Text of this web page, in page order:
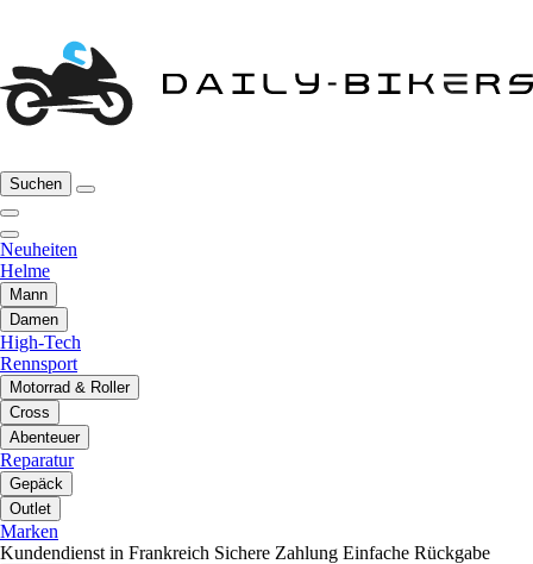
Suchen
Neuheiten
Helme
Mann
Damen
High-Tech
Rennsport
Motorrad & Roller
Cross
Abenteuer
Reparatur
Gepäck
Outlet
Marken
Kundendienst in Frankreich Sichere Zahlung Einfache Rückgabe